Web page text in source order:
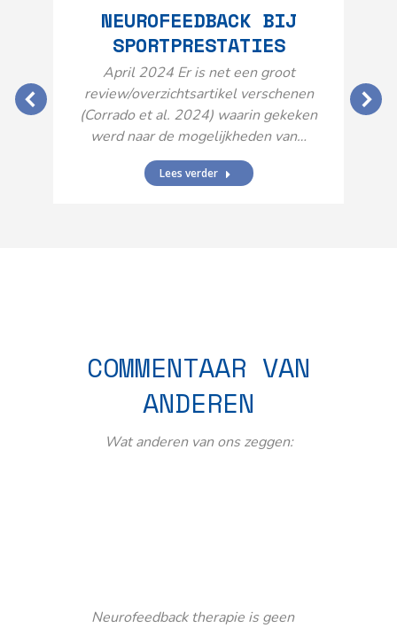
NEUROFEEDBACK BIJ
SPORTPRESTATIES
April 2024 Er is net een groot
review/overzichtsartikel verschenen
(Corrado et al. 2024) waarin gekeken
werd naar de mogelijkheden van…
Lees verder
COMMENTAAR VAN
ANDEREN
Wat anderen van ons zeggen:
Neurofeedback therapie is geen